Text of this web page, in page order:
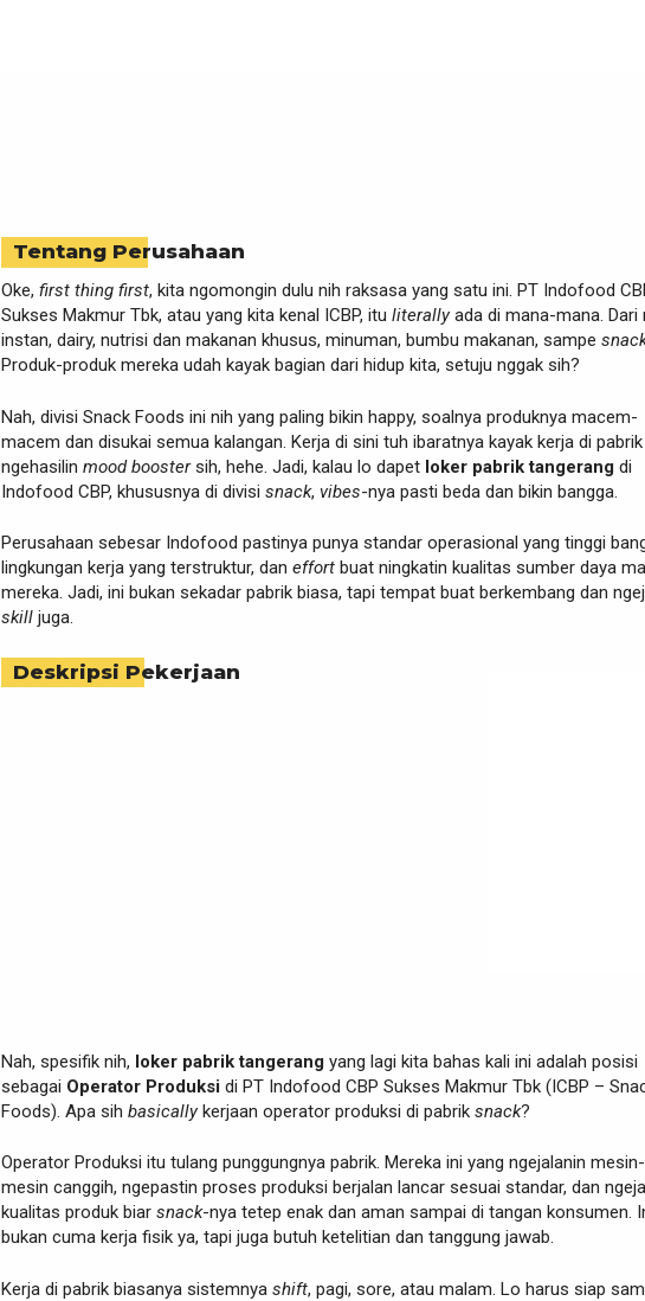
Tentang Perusahaan
Oke, first thing first, kita ngomongin dulu nih raksasa yang satu ini. PT Indofood
Sukses Makmur Tbk, atau yang kita kenal ICBP, itu literallyada di mana-mana. Dari
instan, dairy, nutrisi dan makanan khusus, minuman, bumbu makanan, sampe
Produk-produk mereka udah kayak bagian dari hidup kita, setuju nggak sih?
Nah, divisi Snack Foods ini nih yang paling bikin happy, soalnya produknya macem-
macem dan disukai semua kalangan. Kerja di sini tuh ibaratnya kayak kerja di
ngehasilin mood boostersih, hehe. Jadi, kalau lo dapet loker pabrik tangerang di
Indofood CBP, khususnya di divisi snack, vibes-nya pasti beda dan bikin bangga.
Perusahaan sebesar Indofood pastinya punya standar operasional yang tinggi
lingkungan kerja yang terstruktur, dan effort buat ningkatin kualitas sumber daya
mereka. Jadi, ini bukan sekadar pabrik biasa, tapi tempat buat berkembang dan
skill juga.
Deskripsi Pekerjaan
Nah, spesifik nih, loker pabrik tangerang yang lagi kita bahas kali ini adalah posisi
sebagai Operator Produksi di PT Indofood CBP Sukses Makmur Tbk (ICBP –
Foods). Apa sih basicallykerjaan operator produksi di pabrik snack?
Operator Produksi itu tulang punggungnya pabrik. Mereka ini yang ngejalanin mesin-
mesin canggih, ngepastin proses produksi berjalan lancar sesuai standar, dan
kualitas produk biar snack-nya tetep enak dan aman sampai di tangan konsumen.
bukan cuma kerja fisik ya, tapi juga butuh ketelitian dan tanggung jawab.
Kerja di pabrik biasanya sistemnya shift, pagi, sore, atau malam. Lo harus siap